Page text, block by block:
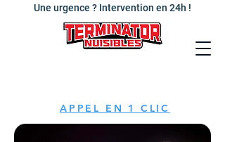
Une urgence ? Intervention en 24h !
APPEL EN 1 CLIC